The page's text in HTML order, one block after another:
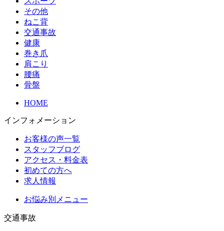
その他
ねこ背
交通事故
健康
巻き爪
肩こり
腰痛
骨盤
HOME
インフォメーション
お客様の声一覧
スタッフブログ
アクセス・料金表
初めての方へ
求人情報
お悩み別メニュー
交通事故